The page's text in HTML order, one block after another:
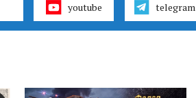
youtube telegram